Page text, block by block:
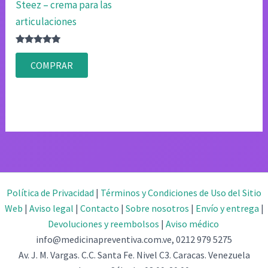
Steez – crema para las
articulaciones
Valorado
4.83
de 5
COMPRAR
Política de Privacidad | Términos y Condiciones de Uso del Sitio
Web | Aviso legal | Contacto | Sobre nosotros | Envío y entrega |
Devoluciones y reembolsos | Aviso médico
info@medicinapreventiva.com.ve, 0212 979 5275
Av. J. M. Vargas. C.C. Santa Fe. Nivel C3. Caracas. Venezuela